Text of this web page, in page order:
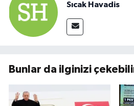
Sıcak Havadis
Bunlar da ilginizi